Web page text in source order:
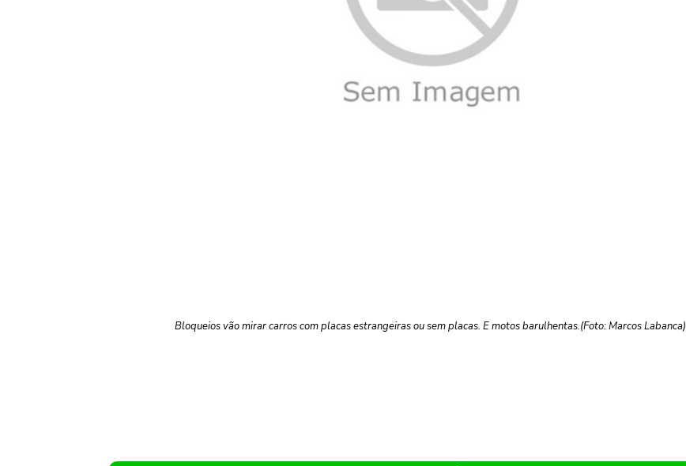
Bloqueios vão mirar carros com placas estrangeiras ou sem placas. E motos barulhentas.(Foto: Marcos Labanca)